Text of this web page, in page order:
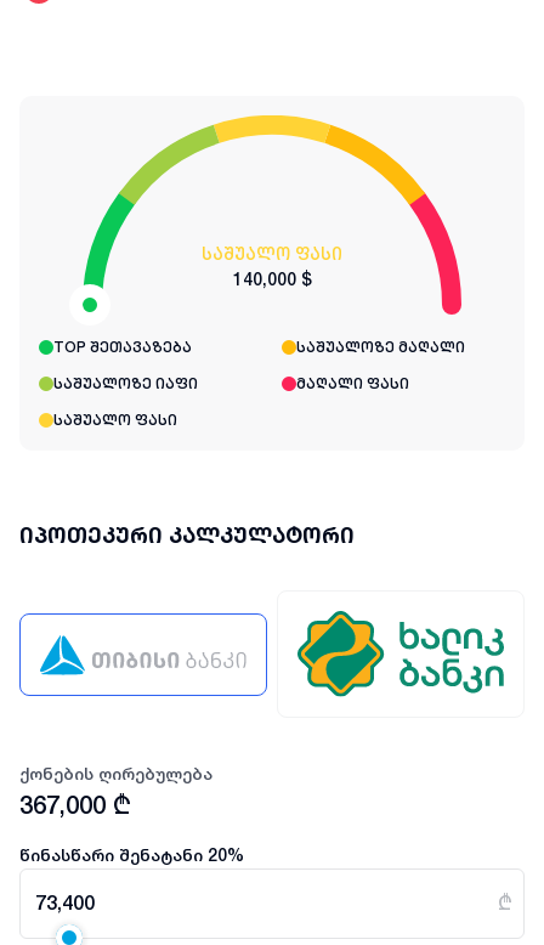
საშუალო ფასი
140,000 $
TOP შეთავაზება საშუალოზე მაღალი
საშუალოზე იაფი მაღალი ფასი
საშუალო ფასი
იპოთეკური კალკულატორი
ქონების ღირებულება
367,000 ₾
წინასწარი შენატანი 20%
73,400 ₾